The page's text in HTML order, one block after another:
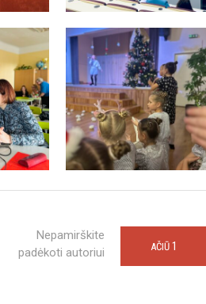
Nepamirškite
padėkoti autoriui
AČIŪ 1